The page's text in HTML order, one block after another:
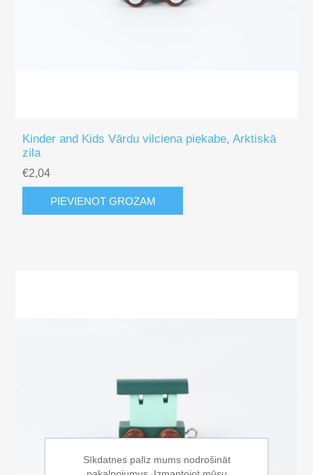
Kinder and Kids Vārdu vilciena piekabe, Arktiskā
zila
€2,04
PIEVIENOT GROZAM
Sīkdatnes palīz mums nodrošināt